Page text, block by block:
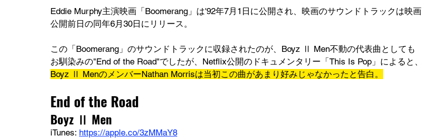
Eddie Murphy主演映画「Boomerang」は'92年7月1日に公開され、映画のサウンドトラックは映画
公開前日の同年6月30日にリリース。
この「Boomerang」のサウンドトラックに収録されたのが、Boyz Ⅱ Men不動の代表曲としても
お馴染みの"End of the Road"でしたが、Netflix公開のドキュメンタリー「This Is Pop」によると、
Boyz Ⅱ MenのメンバーNathan Morrisは当初この曲があまり好みじゃなかったと告白。
End of the Road
Boyz Ⅱ Men
iTunes: https://apple.co/3zMMaY8